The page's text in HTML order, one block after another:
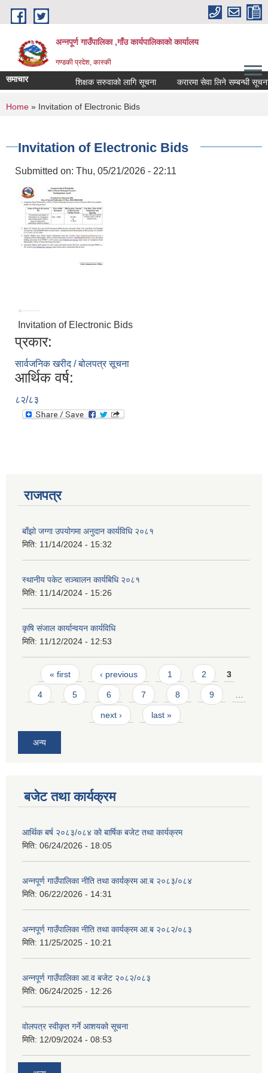
Skip to main content
अन्नपूर्ण गाउँपालिका ,गाँउ कार्यपालिकाको कार्यालय
गण्डकी प्रदेश, कास्की
समाचार शिक्षक सरुवाको लागि सूचना करारमा सेवा लिने सम्बन्धी सूचना ।
You are here
Home » Invitation of Electronic Bids
Invitation of Electronic Bids
Submitted on: Thu, 05/21/2026 - 22:11
Invitation of Electronic Bids
प्रकार:
सार्वजनिक खरीद / बोलपत्र सूचना
आर्थिक वर्ष:
८२/८३
राजपत्र
बाँझो जग्गा उपयोगमा अनुदान कार्यविधि २०८१
मिति: 11/14/2024 - 15:32
स्थानीय पकेट सञ्चालन कार्यबिधि २०८१
मिति: 11/14/2024 - 15:26
कृषि संजाल कार्यान्वयन कार्यविधि
मिति: 11/12/2024 - 12:53
Pages
« first ‹ previous 1 2 3
4 5 6 7 8 9
next › last »
अन्य
बजेट तथा कार्यक्रम
आर्थिक बर्ष २०८३/०८४ को बार्षिक बजेट तथा कार्यक्रम
मिति: 06/24/2026 - 18:05
अन्नपूर्ण गाउँपालिका नीति तथा कार्यक्रम आ.ब २०८३/०८४
मिति: 06/22/2026 - 14:31
अन्नपूर्ण गाउँपालिका नीति तथा कार्यक्रम आ.ब २०८२/०८३
मिति: 11/25/2025 - 10:21
अन्नपूर्ण गाउँपालिका आ.व बजेट २०८२/०८३
मिति: 06/24/2025 - 12:26
वोलपत्र स्वीकृत गर्ने आशयको सूचना
मिति: 12/09/2024 - 08:53